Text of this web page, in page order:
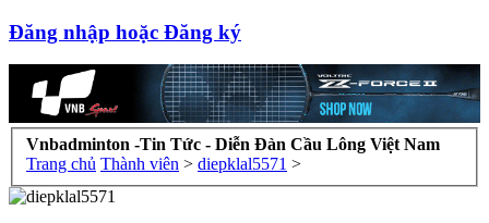
Đăng nhập hoặc Đăng ký
Vnbadminton -Tin Tức - Diễn Đàn Cầu Lông Việt Nam
Trang chủ Thành viên > diepklal5571 >